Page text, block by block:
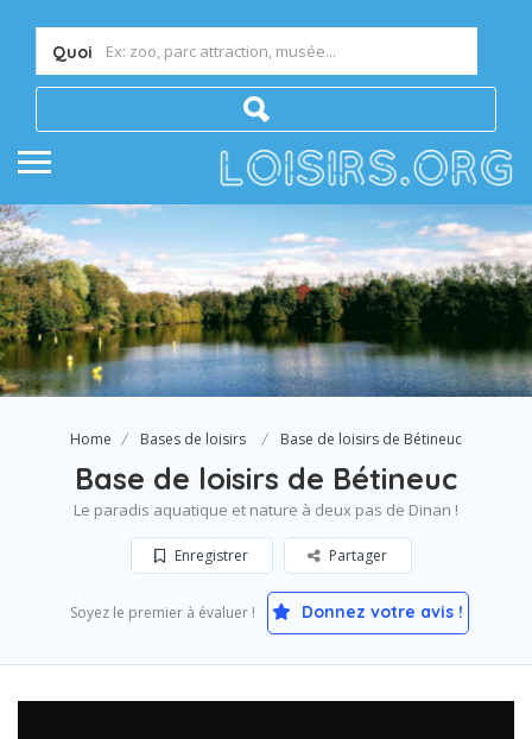
Quoi
Home Bases de loisirs Base de loisirs de Bétineuc
Base de loisirs de Bétineuc
Le paradis aquatique et nature à deux pas de Dinan !
Enregistrer Partager
Soyez le premier à évaluer ! Donnez votre avis !